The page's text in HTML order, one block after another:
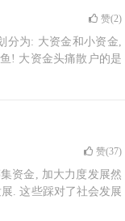
赞(2)
分为: 大资金和小资金,
! 大资金头痛散户的是
赞(37)
资金, 加大力度发展然
. 这些踩对了社会发展